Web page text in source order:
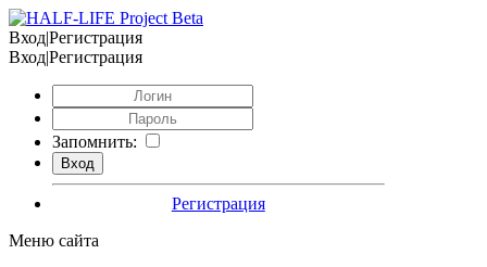
Вход|Регистрация
Вход|Регистрация
Запомнить:
Регистрация
Меню сайта